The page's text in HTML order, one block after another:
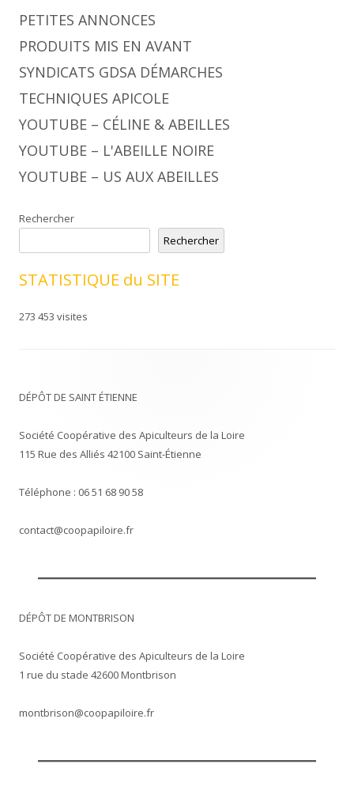
PETITES ANNONCES
PRODUITS MIS EN AVANT
SYNDICATS GDSA DÉMARCHES
TECHNIQUES APICOLE
YOUTUBE – CÉLINE & ABEILLES
YOUTUBE – L'ABEILLE NOIRE
YOUTUBE – US AUX ABEILLES
Rechercher
Rechercher
STATISTIQUE du SITE
273 453 visites
DÉPÔT DE SAINT ÉTIENNE
Société Coopérative des Apiculteurs de la Loire
115 Rue des Alliés 42100 Saint-Étienne
Téléphone : 06 51 68 90 58
contact@coopapiloire.fr
DÉPÔT DE MONTBRISON
Société Coopérative des Apiculteurs de la Loire
1 rue du stade 42600 Montbrison
montbrison@coopapiloire.fr